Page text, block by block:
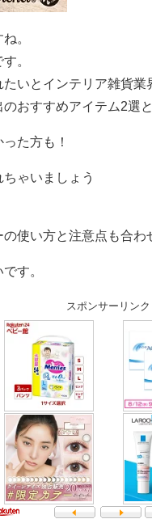
。
。
いとインテリア雑貨業
おすすめアイテム2選
た方も！
ゃいましょう
使い方と注意点も合わ
す。
スポンサーリンク